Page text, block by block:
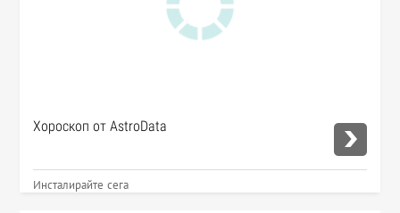
Хороскоп от AstroData
Инсталирайте сега